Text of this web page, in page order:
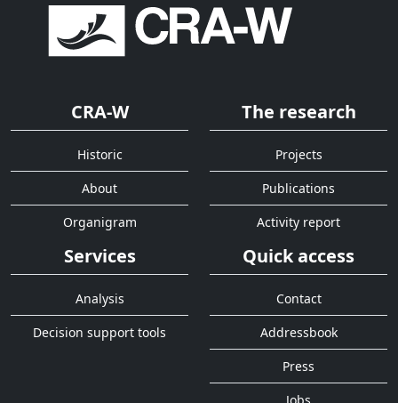
CRA-W
Historic
About
Organigram
The research
Projects
Publications
Activity report
Services
Analysis
Decision support tools
Quick access
Contact
Addressbook
Press